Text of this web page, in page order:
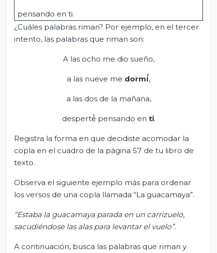
pensando en ti.
¿Cuáles palabras riman? Por ejemplo, en el tercer
intento, las palabras que riman son:
A las ocho me dio sueño,
a las nueve me dormí́,
a las dos de la mañana,
desperté́ pensando en ti.
Registra la forma en que decidiste acomodar la
copla en el cuadro de la página 57 de tu libro de
texto.
Observa el siguiente ejemplo más para ordenar
los versos de una copla llamada “La guacamaya”.
“Estaba la guacamaya parada en un carrizuelo,
sacudiéndose las alas para levantar el vuelo”.
A continuación, busca las palabras que riman y